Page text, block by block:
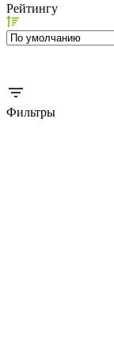
Рейтингу
Фильтры